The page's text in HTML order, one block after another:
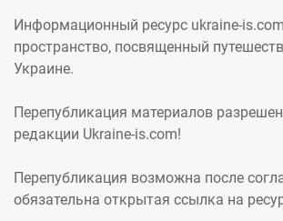
Информационный ресурс ukraine-
пространство, посвященный
Украине.
Перепубликация материалов
редакции Ukraine-is.com!
Перепубликация возможна после
обязательна открытая ссылка на